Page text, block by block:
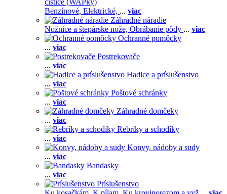
čističe (WAPky)
Benzínové, Elektrické, ... viac
Záhradné náradie
Nožnice a štepárske nože, Obrábanie pôdy ... viac
Ochranné pomôcky
... viac
Postrekovače
... viac
Hadice a príslušenstvo
... viac
Poštové schránky
... viac
Záhradné domčeky
... viac
Rebríky a schodíky
... viac
Konvy, nádoby a sudy
... viac
Bandasky
... viac
Príslušenstvo